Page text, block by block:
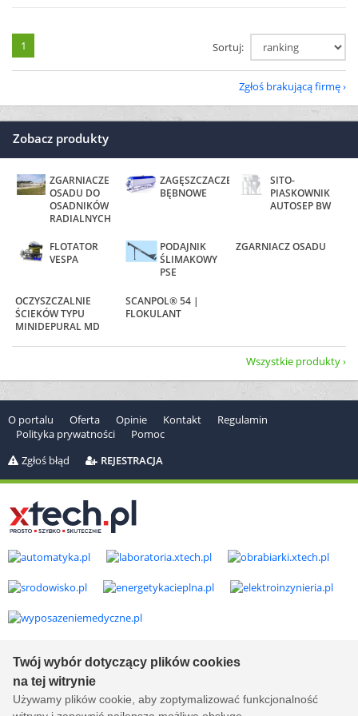
Twój wybór dotyczący plików cookies
na tej witrynie
Używamy plików cookie, aby zoptymalizować funkcjonalność
1 Sortuj:
Zgłoś brakującą firmę
Zobacz produkty
ZGARNIACZ OSADU
ZGARNIACZE
OSADU DO
OSADNIKÓW
RADIALNYCH
ZAGĘSZCZACZE
BĘBNOWE
SITO-
PIASKOWNIK
AUTOSEP BW
FLOTATOR
VESPA
PODAJNIK
ŚLIMAKOWY
PSE
OCZYSZCZALNIE
ŚCIEKÓW TYPU
MINIDEPURAL MD
SCANPOL® 54 |
FLOKULANT
Wszystkie produkty
O portalu Oferta Opinie Kontakt
Regulamin
Polityka prywatności
Pomoc
Zgłoś błąd
REJESTRACJA
Copyright © 2000-2026 byxtech.plSerwisy branżowe Sp. z o.o.
Wszelkie prawa zastrzeżone. Ver. 1.78.0.8114
Created by:it.xtech.pl - Software House dla MŚP